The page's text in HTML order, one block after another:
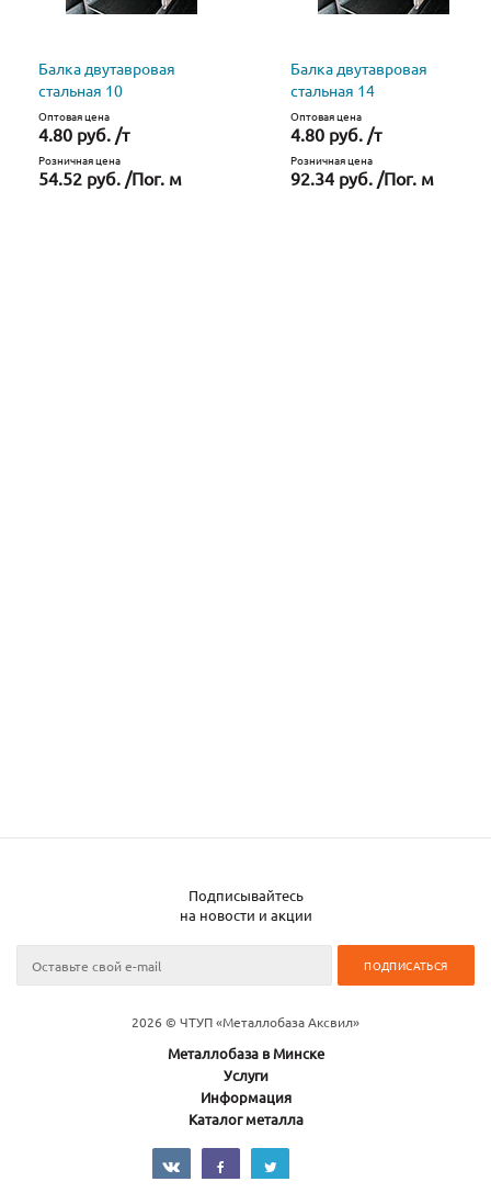
Балка двутавровая
стальная 10
Оптовая цена
4.80 руб. /т
Розничная цена
54.52 руб. /Пог. м
Балка двутавровая
стальная 14
Оптовая цена
4.80 руб. /т
Розничная цена
92.34 руб. /Пог. м
Подписывайтесь
на новости и акции
2026 © ЧТУП «Металлобаза Аксвил»
Металлобаза в Минске
Услуги
Информация
Каталог металла